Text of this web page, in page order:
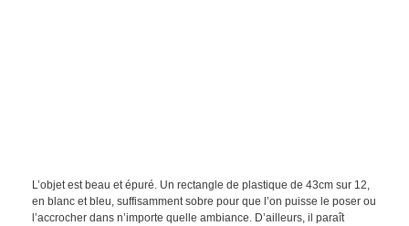
L’objet est beau et épuré. Un rectangle de plastique de 43cm sur 12,
en blanc et bleu, suffisamment sobre pour que l’on puisse le poser ou
l’accrocher dans n’importe quelle ambiance. D’ailleurs, il paraît